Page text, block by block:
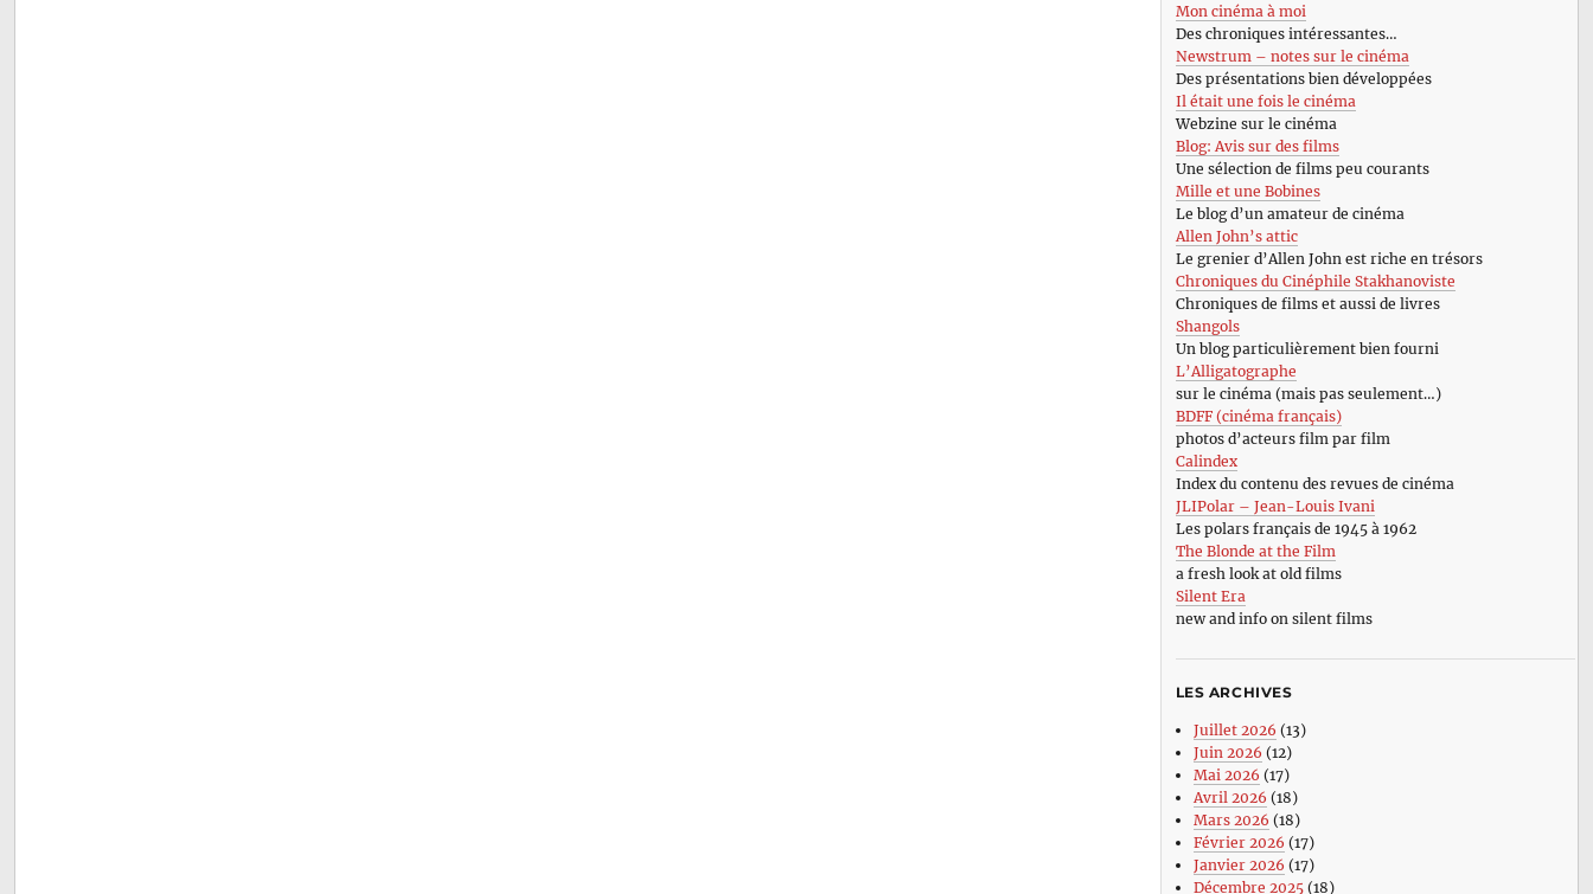
Mon cinéma à moi
Des chroniques intéressantes…
Newstrum – notes sur le cinéma
Des présentations bien développées
Il était une fois le cinéma
Webzine sur le cinéma
Blog: Avis sur des films
Une sélection de films peu courants
Mille et une Bobines
Le blog d’un amateur de cinéma
Allen John’s attic
Le grenier d’Allen John est riche en trésors
Chroniques du Cinéphile Stakhanoviste
Chroniques de films et aussi de livres
Shangols
Un blog particulièrement bien fourni
L’Alligatographe
sur le cinéma (mais pas seulement…)
BDFF (cinéma français)
photos d’acteurs film par film
Calindex
Index du contenu des revues de cinéma
JLIPolar – Jean-Louis Ivani
Les polars français de 1945 à 1962
The Blonde at the Film
a fresh look at old films
Silent Era
new and info on silent films
LES ARCHIVES
Juillet 2026 (13)
Juin 2026 (12)
Mai 2026 (17)
Avril 2026 (18)
Mars 2026 (18)
Février 2026 (17)
Janvier 2026 (17)
Décembre 2025(18)